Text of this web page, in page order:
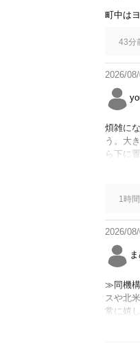
町中は
43分
2026/
煩雑に
う。大
ら下に
かった
座席を
べて無
ルで分
て面倒
1時
2026/
≫同機構
スや北
常に嬉
然が相
環境意